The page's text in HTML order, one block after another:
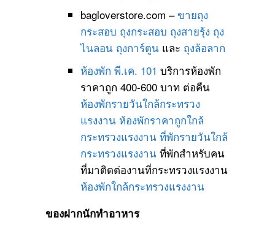
bagloverstore.com –ขายถุง
กระสอบ ถุงกระสอบ ถุงสายรุ้ง ถุง
ไนลอน ถุงการ์ตูนและ ถุงล้อลาก
ห้องพัก พี.เค. 101 บริการห้องพัก
ราคาถูก 400-600 บาท ต่อคืน
ห้องพักรายวันใกล้กระทรวง
แรงงาน ห้องพักราคาถูกใกล้
กระทรวงแรงงาน ที่พักรายวันใกล้
กระทรวงแรงงานที่พักสำหรับคน
ที่มาติดต่องานที่กระทรวงแรงงาน
ห้องพักใกล้กระทรวงแรงงาน
ของฝากนักทำอาหาร